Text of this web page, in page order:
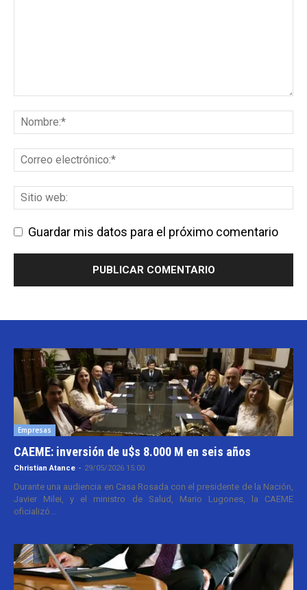
Guardar mis datos para el próximo comentario
Empresas
CAEME: inversión de u$s 8.000 M en seis años
Christian Atance - 29/05/2026 15:00
Durante una audiencia en Casa Rosada con el presidente de la Nación,
Javier Milei, y el ministro de Salud, Mario Lugones, la CAEME
oficializó...